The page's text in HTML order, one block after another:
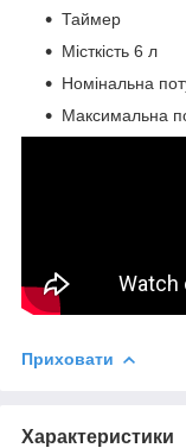
Таймер
Місткість 6 л
Номінальна
Максимальна
Приховати
Характеристики